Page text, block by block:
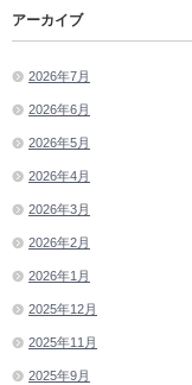
アーカイブ
2026年7月
2026年6月
2026年5月
2026年4月
2026年3月
2026年2月
2026年1月
2025年12月
2025年11月
2025年9月